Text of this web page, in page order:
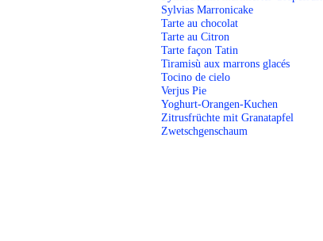
Sylvias Marronicake
Tarte au chocolat
Tarte au Citron
Tarte façon Tatin
Tiramisù aux marrons glacés
Tocino de cielo
Verjus Pie
Yoghurt-Orangen-Kuchen
Zitrusfrüchte mit Granatapfel
Zwetschgenschaum